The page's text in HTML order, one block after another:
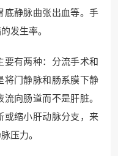
底静脉曲张出血等。手
发生率。
要有两种：分流手术和
将门静脉和肠系膜下静
向肠道而不是肝脏。
或缩小肝动脉分支，来
压力。